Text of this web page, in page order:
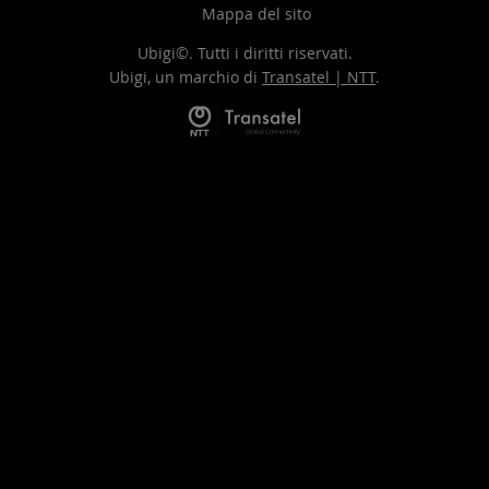
Mappa del sito
Ubigi©. Tutti i diritti riservati.
Ubigi, un marchio di Transatel | NTT.